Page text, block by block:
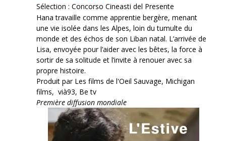
Sélection : Concorso Cineasti del Presente
Hana travaille comme apprentie bergère, menant
une vie isolée dans les Alpes, loin du tumulte du
monde et des échos de son Liban natal. L’arrivée de
Lisa, envoyée pour l’aider avec les bêtes, la force à
sortir de sa solitude et l’invite à renouer avec sa
propre histoire.
Produit par Les films de l'Oeil Sauvage, Michigan
films, vià93, Be tv
Première diffusion mondiale